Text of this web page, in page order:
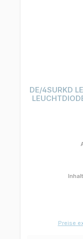
DE/4SURKD
Preise